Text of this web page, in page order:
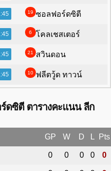
19 ซอลฟอร์ดซิตี
6 โคลเชสเตอร์
21 สวินดอน
10 ฟลีตวู้ด ทาวน์
ดซิตี ตารางคะแนน ลีก
GP W D L Pts
0 0 0 0 0